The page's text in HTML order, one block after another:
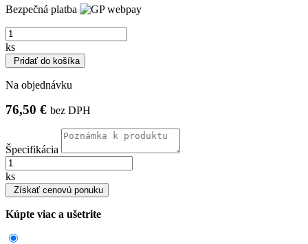
Bezpečná platba
ks
Pridať do košíka
Na objednávku
76,50 € bez DPH
Špecifikácia
ks
Získať cenovú ponuku
Kúpte viac a ušetrite